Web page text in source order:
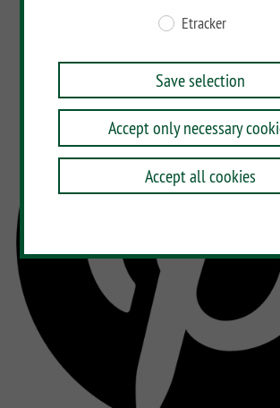
Etracker
Save selection
Accept only necessary
Accept all cookies